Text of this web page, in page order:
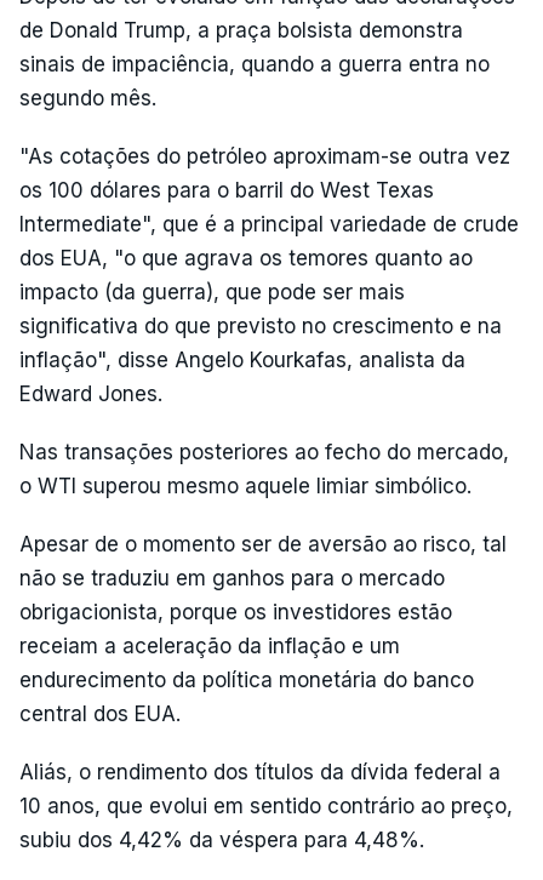
de Donald Trump, a praça bolsista demonstra
sinais de impaciência, quando a guerra entra no
segundo mês.
"As cotações do petróleo aproximam-se outra vez
os 100 dólares para o barril do West Texas
Intermediate", que é a principal variedade de crude
dos EUA, "o que agrava os temores quanto ao
impacto (da guerra), que pode ser mais
significativa do que previsto no crescimento e na
inflação", disse Angelo Kourkafas, analista da
Edward Jones.
Nas transações posteriores ao fecho do mercado,
o WTI superou mesmo aquele limiar simbólico.
Apesar de o momento ser de aversão ao risco, tal
não se traduziu em ganhos para o mercado
obrigacionista, porque os investidores estão
receiam a aceleração da inflação e um
endurecimento da política monetária do banco
central dos EUA.
Aliás, o rendimento dos títulos da dívida federal a
10 anos, que evolui em sentido contrário ao preço,
subiu dos 4,42% da véspera para 4,48%.